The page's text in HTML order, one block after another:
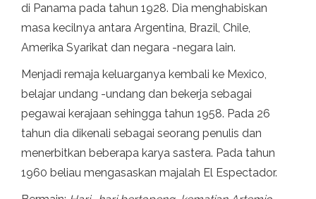
di Panama pada tahun 1928. Dia menghabiskan
masa kecilnya antara Argentina, Brazil, Chile,
Amerika Syarikat dan negara -negara lain.
Menjadi remaja keluarganya kembali ke Mexico,
belajar undang -undang dan bekerja sebagai
pegawai kerajaan sehingga tahun 1958. Pada 26
tahun dia dikenali sebagai seorang penulis dan
menerbitkan beberapa karya sastera. Pada tahun
1960 beliau mengasaskan majalah El Espectador.